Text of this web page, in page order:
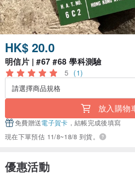
HK$ 20.0
明信片 | #67 #68 學科測驗
5 (1)
放入購物
免費贈送電子賀卡 ，結帳完成後填寫
現在下單預估 11/8~18/8 到貨。
優惠活動